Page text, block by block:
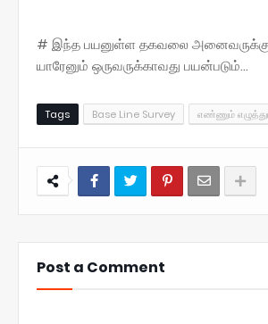
# இந்த பயனுள்ள தகவலை
யாரேனும் ஒருவருக்காவது பயன்படும்...
Tags Base Line Survey எண்ணும்
Post a Comment